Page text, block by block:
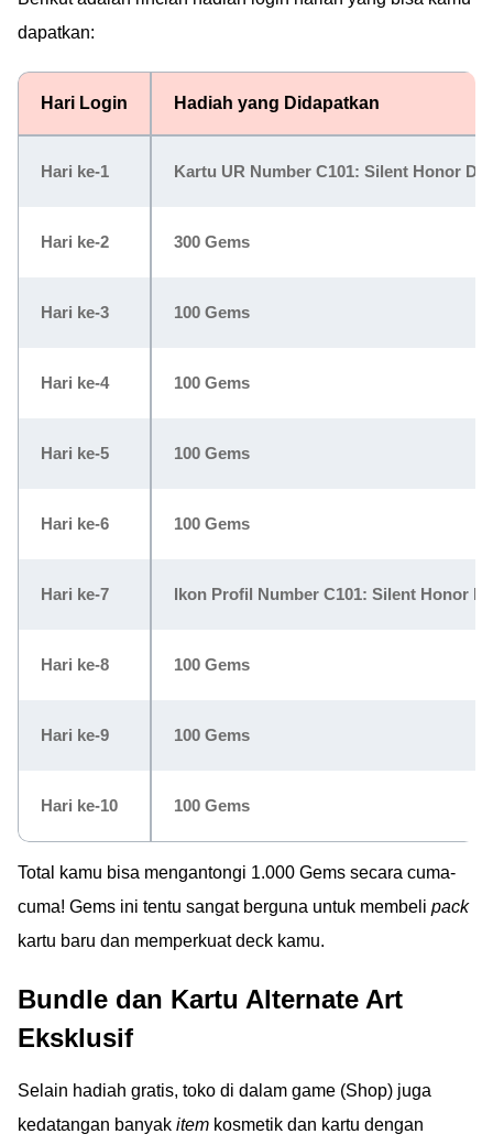
dapatkan:
Hari Login Hadiah yang Didapatkan
Hari ke-1 Kartu UR Number C101: Silent Honor
Hari ke-2 300 Gems
Hari ke-3 100 Gems
Hari ke-4 100 Gems
Hari ke-5 100 Gems
Hari ke-6 100 Gems
Hari ke-7 Ikon Profil Number C101: Silent Honor
Hari ke-8 100 Gems
Hari ke-9 100 Gems
Hari ke-10 100 Gems
Total kamu bisa mengantongi 1.000 Gems secara cuma-
cuma! Gems ini tentu sangat berguna untuk membeli pack
kartu baru dan memperkuat deck kamu.
Bundle dan Kartu Alternate Art
Eksklusif
Selain hadiah gratis, toko di dalam game (Shop) juga
kedatangan banyak item kosmetik dan kartu dengan